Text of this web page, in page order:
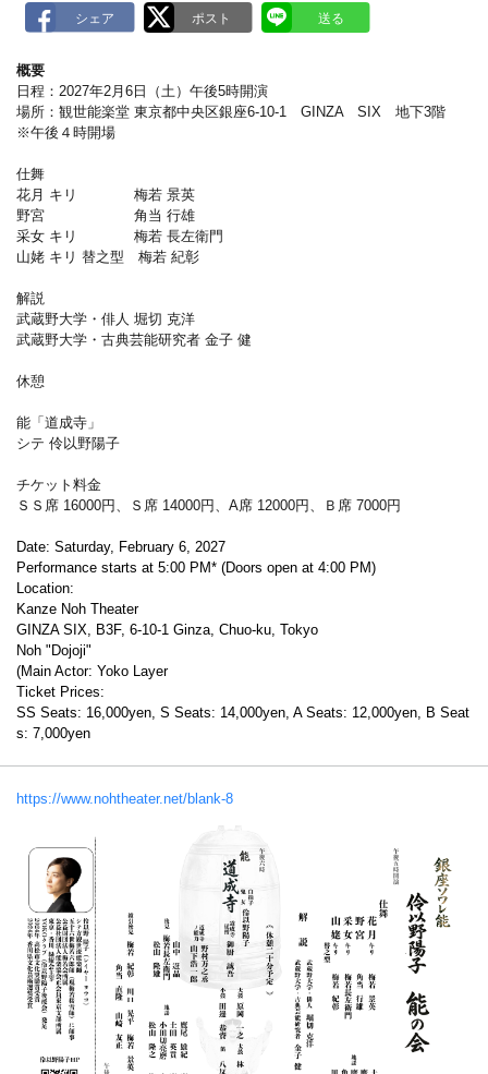
概要
日程：2027年2月6日（土）午後5時開演
場所：観世能楽堂 東京都中央区銀座6-10-1 GINZA SIX 地下3階
※午後４時開場
仕舞
花月 キリ 梅若 景英
野宮 角当 行雄
采女 キリ 梅若 長左衛門
山姥 キリ 替之型 梅若 紀彰
解説
武蔵野大学・俳人 堀切 克洋
武蔵野大学・古典芸能研究者 金子 健
休憩
能「道成寺」
シテ 伶以野陽子
チケット料金
ＳＳ席 16000円、Ｓ席 14000円、A席 12000円、Ｂ席 7000円
Date: Saturday, February 6, 2027
Performance starts at 5:00 PM* (Doors open at 4:00 PM)
Location:
Kanze Noh Theater
GINZA SIX, B3F, 6-10-1 Ginza, Chuo-ku, Tokyo
Noh "Dojoji"
(Main Actor: Yoko Layer
Ticket Prices:
SS Seats: 16,000yen, S Seats: 14,000yen, A Seats: 12,000yen, B Seat
s: 7,000yen
https://www.nohtheater.net/blank-8